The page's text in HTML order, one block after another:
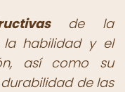
de la
la habilidad y el
así como su
de las